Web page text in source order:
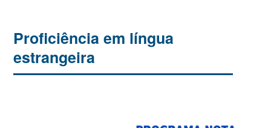
Proficiência em língua
estrangeira